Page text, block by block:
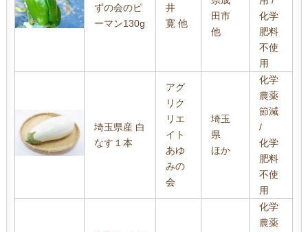
ずの会のピ
ーマン130g
井
寛 他
田市
他
化学
肥料
不使
用
埼玉県産 白
なす１本
アグ
リク
リエ
イト
あゆ
みの
会
埼玉
県
ほか
化学
農薬
節減
/
化学
肥料
不使
用
化学
農薬